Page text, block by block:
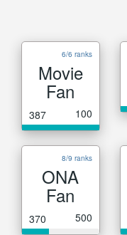
6/6 ranks
Movie
Fan
387 100
8/9 ranks
ONA
Fan
370 500